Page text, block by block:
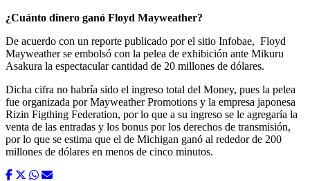
¿Cuánto dinero ganó Floyd Mayweather?
De acuerdo con un reporte publicado por el sitio Infobae, Floyd
Mayweather se embolsó con la pelea de exhibición ante Mikuru
Asakura la espectacular cantidad de 20 millones de dólares.
Dicha cifra no habría sido el ingreso total del Money, pues la pelea
fue organizada por Mayweather Promotions y la empresa japonesa
Rizin Figthing Federation, por lo que a su ingreso se le agregaría la
venta de las entradas y los bonus por los derechos de transmisión,
por lo que se estima que el de Michigan ganó al rededor de 200
millones de dólares en menos de cinco minutos.